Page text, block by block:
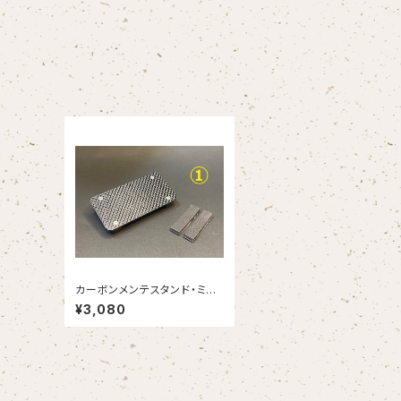
カーボンメンテスタンド・ミ
ニ ブランク（ちぇりすくらふ
と/チェリスクラフト）
¥3,080